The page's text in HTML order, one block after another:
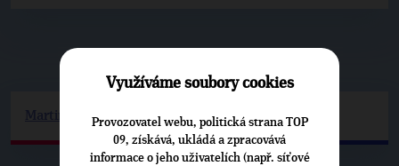
Martin.Prochazka@top09.cz
Využíváme soubory cookies
Provozovatel webu, politická strana TOP
09, získává, ukládá a zpracovává
informace o jeho uživatelích (např. síťové